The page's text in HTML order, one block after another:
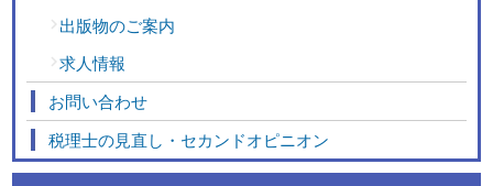
出版物のご案内
求人情報
お問い合わせ
税理士の見直し・セカンドオピニオン